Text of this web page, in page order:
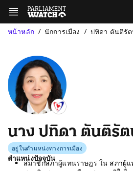
หน้าหลัก นักการเมือง ปทิดา ตันติรั
นาง ปทิดา ตันติรั
อยู่ในตำแหน่งทางการเมือง
ตำแหน่งปัจจุบัน
สมาชิกสภาผู้แทนราษฎร ใน สภาผู้